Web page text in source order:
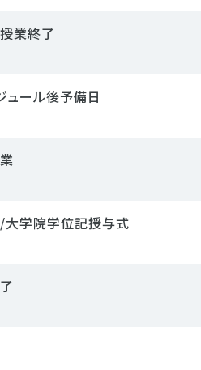
業終了
ュール後予備日
学院学位記授与式